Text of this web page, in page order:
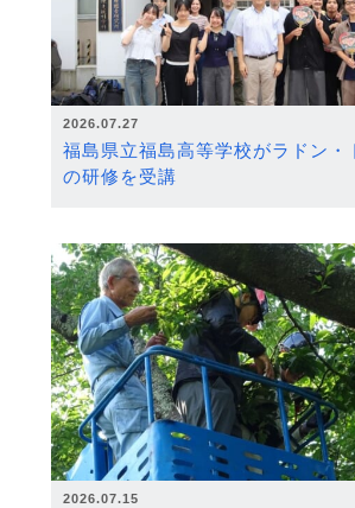
2026.07.27
福島県立福島高等学校がラドン・
の研修を受講
2026.07.15